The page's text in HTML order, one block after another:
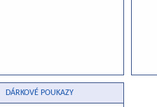
DÁRKOVÉ POUKAZY